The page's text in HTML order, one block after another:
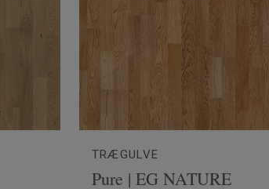
TRÆGULVE
Pure | EG NATURE